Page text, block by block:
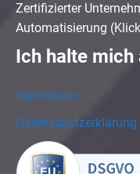
Zertifizierter
Automatisierung
Ich halte mich
Impressum
Datenschutzerklärung